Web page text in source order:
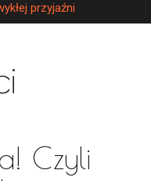
przyjaźni
Czyli